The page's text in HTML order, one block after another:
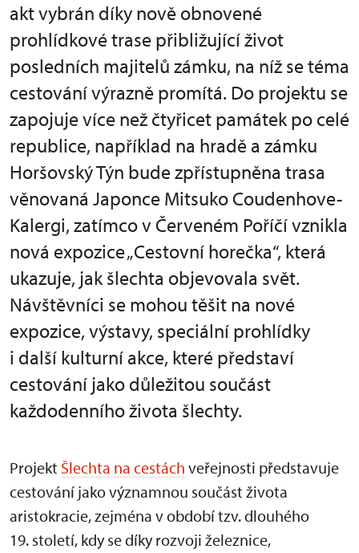
akt vybrán díky nově obnovené
prohlídkové trase přibližující život
posledních majitelů zámku, na níž se téma
cestování výrazně promítá. Do projektu se
zapojuje více než čtyřicet památek po celé
republice, například na hradě a zámku
Horšovský Týn bude zpřístupněna trasa
věnovaná Japonce Mitsuko Coudenhove-
Kalergi, zatímco v Červeném Poříčí vznikla
nová expozice „Cestovní horečka“, která
ukazuje, jak šlechta objevovala svět.
Návštěvníci se mohou těšit na nové
expozice, výstavy, speciální prohlídky
i další kulturní akce, které představí
cestování jako důležitou součást
každodenního života šlechty.
Projekt Šlechta na cestách veřejnosti představuje
cestování jako významnou součást života
aristokracie, zejména v období tzv. dlouhého
19. století, kdy se díky rozvoji železnice,